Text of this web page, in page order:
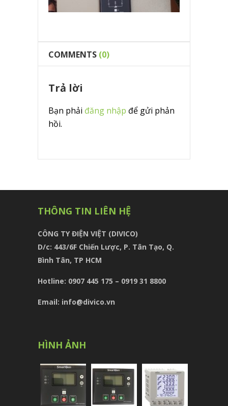
COMMENTS (0)
Trả lời
Bạn phải đăng nhập để gửi phản
hồi.
THÔNG TIN LIÊN HỆ
CÔNG TY ĐIỆN VIỆT (DIVICO)
D/c: 443/6F Chiến Lược, P. Tân Tạo, Q.
Bình Tân, TP HCM
Hotline: 0907 445 175 – 0919 31 8800
Email: info@divico.vn
HÌNH ẢNH